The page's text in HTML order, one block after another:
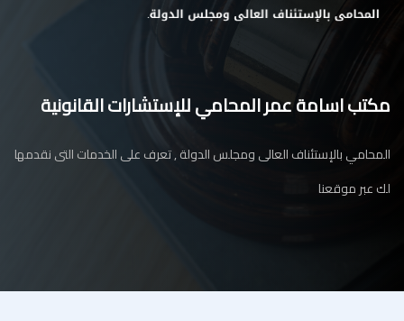
مكتب اسامة عمر المحامي للإستشارات القانونية
المحامي بالإستئناف العالى ومجلس الدولة , تعرف على الخدمات التى نقدمها
لك عبر موقعنا